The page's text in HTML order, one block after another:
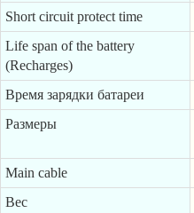
Short circuit protect time
Life span of the battery
(Recharges)
Время зарядки батареи
Размеры
Main cable
Вес